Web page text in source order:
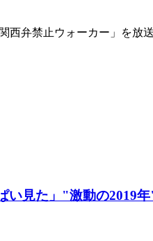
弁禁止ウォーカー」を
い見た」"激動の2019年